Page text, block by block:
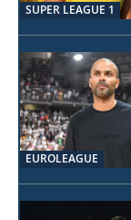
SUPER LEAGUE 1
EUROLEAGUE